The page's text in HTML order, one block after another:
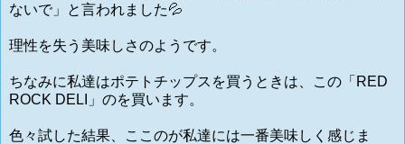
ないで」と言われました💦
理性を失う美味しさのようです。
ちなみに私達はポテトチップスを買うときは、この「RED
ROCK DELI」のを買います。
色々試した結果、ここのが私達には一番美味しく感じま